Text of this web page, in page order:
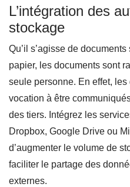
L’intégration des
stockage
Qu’il s’agisse de
papier, les documents sont
seule personne. En effet,
vocation à être
des tiers. Intégrez les
Dropbox, Google Drive ou
d’augmenter le volume de
faciliter le partage des
externes.